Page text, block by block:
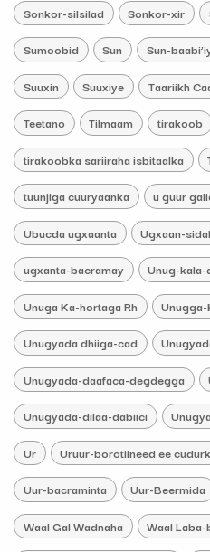
Sonkor-silsilad Sonkor-xir
Sumoobid Sun Sun-
Suuxin Suuxiye Taariikh
Teetano Tilmaam tirakoob
tirakoobka sariiraha isbitaalka
tuunjiga cuuryaanka u guur
Ubucda ugxaanta Ugxaan-
ugxanta-bacramay Unug-
Unuga Ka-hortaga Rh
Unugyada dhiiga-cad
Unugyada-daafaca-degdegga
Unugyada-dilaa-dabiici
Ur Uruur-borotiineed ee
Uur-bacraminta Uur-Beermida
Waal Gal Wadnaha Waal